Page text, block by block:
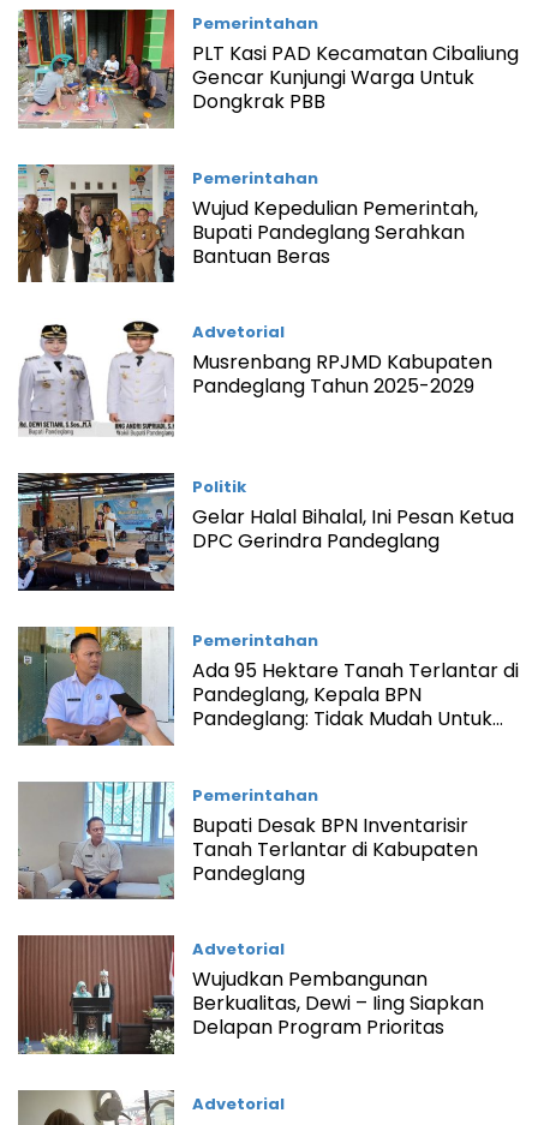
Pemerintahan
PLT Kasi PAD Kecamatan Cibaliung
Gencar Kunjungi Warga Untuk
Dongkrak PBB
Pemerintahan
Wujud Kepedulian Pemerintah,
Bupati Pandeglang Serahkan
Bantuan Beras
Advetorial
Musrenbang RPJMD Kabupaten
Pandeglang Tahun 2025-2029
Politik
Gelar Halal Bihalal, Ini Pesan Ketua
DPC Gerindra Pandeglang
Pemerintahan
Ada 95 Hektare Tanah Terlantar di
Pandeglang, Kepala BPN
Pandeglang: Tidak Mudah Untuk
Pemerintahan
Bupati Desak BPN Inventarisir
Tanah Terlantar di Kabupaten
Pandeglang
Advetorial
Wujudkan Pembangunan
Berkualitas, Dewi – Iing Siapkan
Delapan Program Prioritas
Advetorial